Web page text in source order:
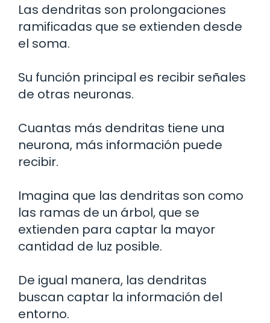
Las dendritas son prolongaciones
ramificadas que se extienden desde
el soma.
Su función principal es recibir señales
de otras neuronas.
Cuantas más dendritas tiene una
neurona, más información puede
recibir.
Imagina que las dendritas son como
las ramas de un árbol, que se
extienden para captar la mayor
cantidad de luz posible.
De igual manera, las dendritas
buscan captar la información del
entorno.